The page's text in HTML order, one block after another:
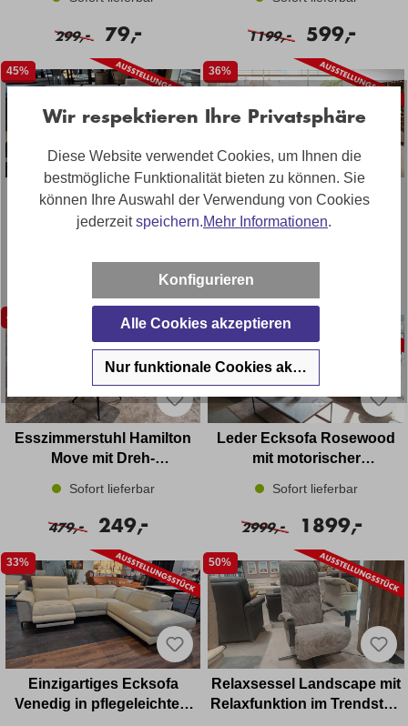
299,- 79,
- 1199,- 599,
-
45%
Roomio Ecksofa mit zwei
Hocker in Stoff
1638,
36%
Stoff Ecksofa mit losen
Rückenkissen und Kissen
2967,
48%
Esszimmerstuhl Hamilton
Move mit Dreh-
Sofort lieferbar
479,- 249,
-
36%
Leder Ecksofa Rosewood
mit motorischer
Stauraum
Sofort lieferbar
2999,- 1899,
-
33%
Einzigartiges Ecksofa
Venedig in pflegeleichtem
50%
Relaxsessel Landscape mit
Relaxfunktion im Trendstoff
Wir respektieren Ihre Privatsphäre
Diese Website verwendet Cookies, um Ihnen die
bestmögliche Funktionalität bieten zu können. Sie
können Ihre Auswahl der Verwendung von Cookies
jederzeitspeichern.Mehr Informationen.
Konfigurieren
Alle Cookies akzeptieren
Nur funktionale Cookies akzeptieren